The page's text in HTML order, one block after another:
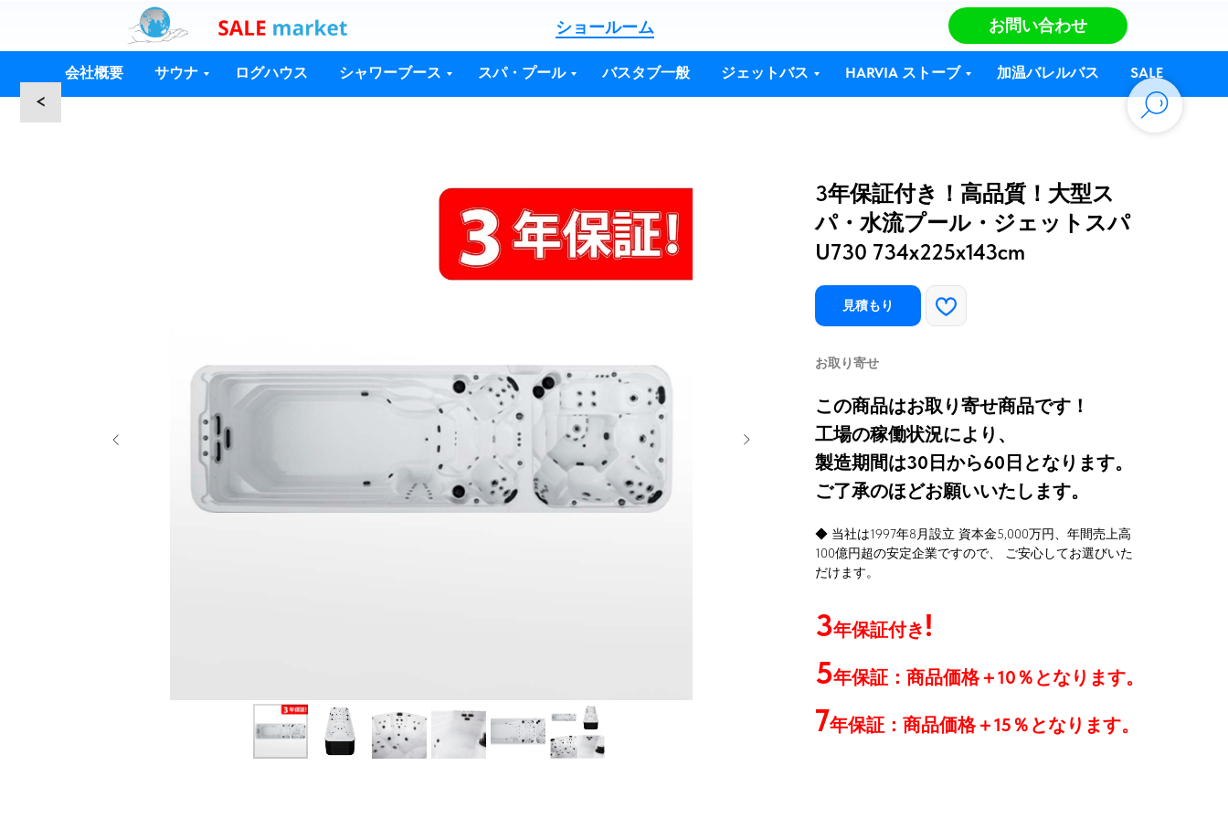
ショールーム お問い合わせ
会社概要 サウナ ログハウス シャワーブース スパ・プール バスタブ一般 ジェットバス HARVIA ストーブ 加温バレルバス SALE
3年保証付き！高品質！大型ス
パ・水流プール・ジェットスパ
U730 734x225x143cm
見積もり
お取り寄せ
この商品はお取り寄せ商品です！
工場の稼働状況により、
製造期間は30日から60日となります。
ご了承のほどお願いいたします。
◆ 当社は1997年8月設立 資本金5,000万円、年間売上高
100億円超の安定企業ですので、 ご安心してお選びいた
だけます。
3年保証付き !
5年保証：商品価格＋10％となります。
7年保証：商品価格＋15％となります。